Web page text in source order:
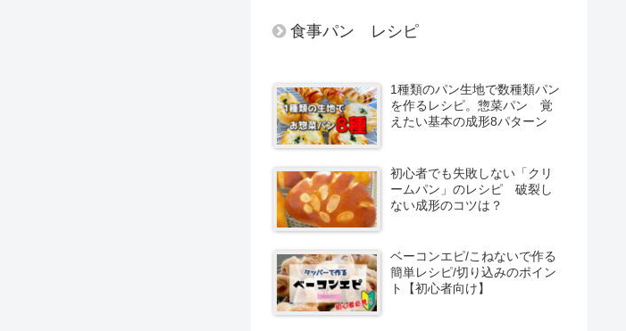
食事パン レシピ
1種類のパン生地で数種類パン
を作るレシピ。惣菜パン 覚
えたい基本の成形8パターン
初心者でも失敗しない「クリ
ームパン」のレシピ 破裂し
ない成形のコツは？
ベーコンエピ/こねないで作る
簡単レシピ/切り込みのポイン
ト【初心者向け】